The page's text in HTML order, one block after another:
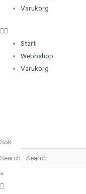
Varukorg
Start
Webbshop
Varukorg
Sök
Search
×